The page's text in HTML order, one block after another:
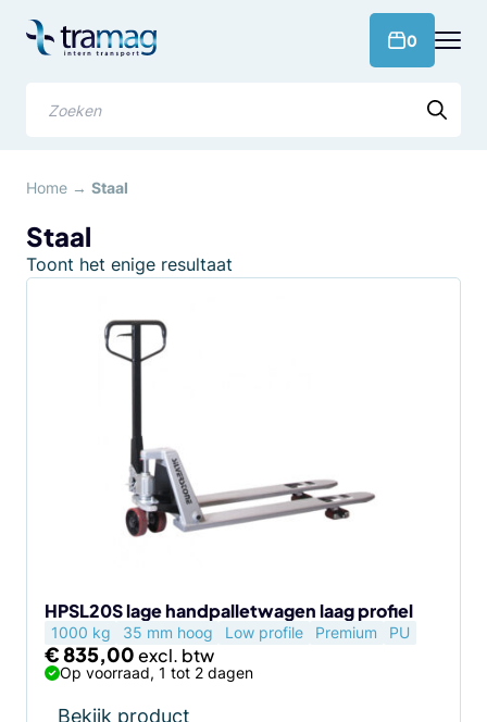
naar
0
Home → Staal
Staal
Toont het enige resultaat
HPSL20S lage handpalletwagen laag profiel
1000 kg 35 mm hoog Low profile Premium PU
€835,00
Op voorraad, 1 tot 2 dagen
Bekijk product